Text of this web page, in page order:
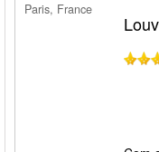
Paris, France